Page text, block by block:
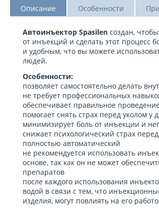
Описание Особенности
Автоинъектор Spasilen создан,
от инъекций и сделать этот процесс
и удобным, что вы можете
людей.
Особенности:
позволяет самостоятельно делать
не требует профессиональных
обеспечивает правильное
помогает снять страх перед уколом у
минимизирует боль от инъекции и
снижает психологический страх
полностью автоматический
не рекомендуется использовать
основе, так как он не может
препаратов
после каждого использования
водой в связи с тем, что
изделия, могут повлиять на его